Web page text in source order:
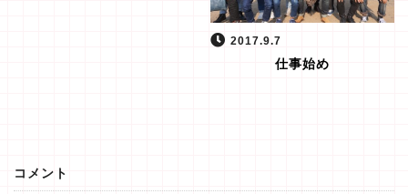
2017.9.7
仕事始め
コメント